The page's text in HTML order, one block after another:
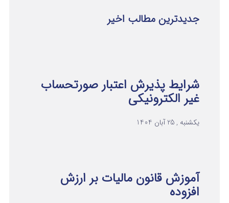
جدیدترین مطالب اخیر
شرایط پذیرش اعتبار صورتحساب
غیر الکترونیکی
یکشنبه , 25 آبان 1404
آموزش قانون مالیات بر ارزش
افزوده